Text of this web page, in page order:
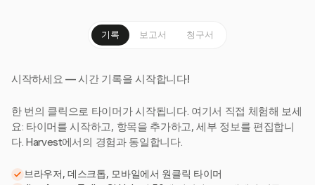
기록 보고서 청구서
시작하세요 — 시간 기록을 시작합니다!
한 번의 클릭으로 타이머가 시작됩니다. 여기서 직접 체험해 보세
요: 타이머를 시작하고, 항목을 추가하고, 세부 정보를 편집합니
다. Harvest에서의 경험과 동일합니다.
브라우저, 데스크톱, 모바일에서 원클릭 타이머